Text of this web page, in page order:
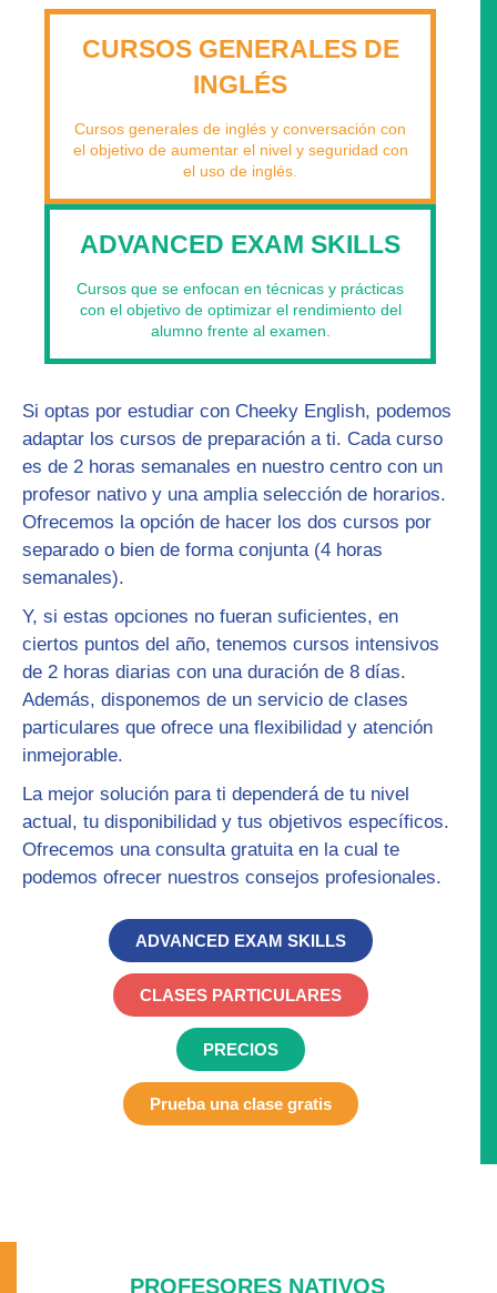
CURSOS GENERALES DE
INGLÉS
Cursos generales de inglés y conversación con
el objetivo de aumentar el nivel y seguridad con
el uso de inglés.
ADVANCED EXAM SKILLS
Cursos que se enfocan en técnicas y prácticas
con el objetivo de optimizar el rendimiento del
alumno frente al examen.
Si optas por estudiar con Cheeky English, podemos
adaptar los cursos de preparación a ti. Cada curso
es de 2 horas semanales en nuestro centro con un
profesor nativo y una amplia selección de horarios.
Ofrecemos la opción de hacer los dos cursos por
separado o bien de forma conjunta (4 horas
semanales).
Y, si estas opciones no fueran suficientes, en
ciertos puntos del año, tenemos cursos intensivos
de 2 horas diarias con una duración de 8 días.
Además, disponemos de un servicio de clases
particulares que ofrece una flexibilidad y atención
inmejorable.
La mejor solución para ti dependerá de tu nivel
actual, tu disponibilidad y tus objetivos específicos.
Ofrecemos una consulta gratuitaen la cual te
podemos ofrecer nuestros consejos profesionales.
ADVANCED EXAM SKILLS
CLASES PARTICULARES
PRECIOS
Prueba una clase gratis
PROFESORES NATIVOS